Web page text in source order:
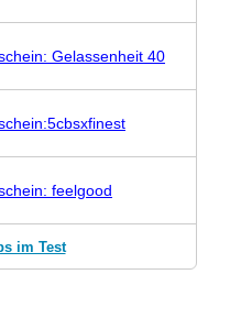
Gelassenheit 40
feelgood
im Test